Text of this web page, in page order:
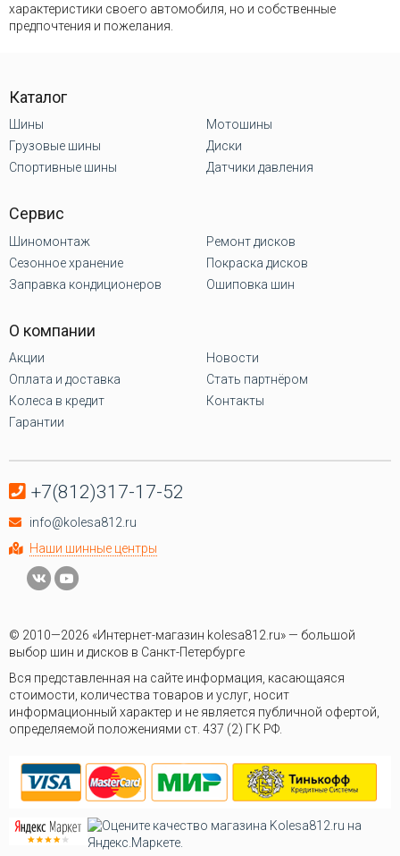
характеристики своего автомобиля, но и собственные
предпочтения и пожелания.
Каталог
Шины
Грузовые шины
Спортивные шины
Мотошины
Диски
Датчики давления
Сервис
Шиномонтаж
Сезонное хранение
Заправка кондиционеров
Ремонт дисков
Покраска дисков
Ошиповка шин
О компании
Акции
Оплата и доставка
Колеса в кредит
Гарантии
Новости
Стать партнёром
Контакты
+7(812)317-17-52
info@kolesa812.ru
Наши шинные центры
© 2010—2026 «Интернет-магазин kolesa812.ru» — большой
выбор шин и дисков в Санкт-Петербурге
Вся представленная на сайте информация, касающаяся
стоимости, количества товаров и услуг, носит
информационный характер и не является публичной офертой,
определяемой положениями ст. 437 (2) ГК РФ.